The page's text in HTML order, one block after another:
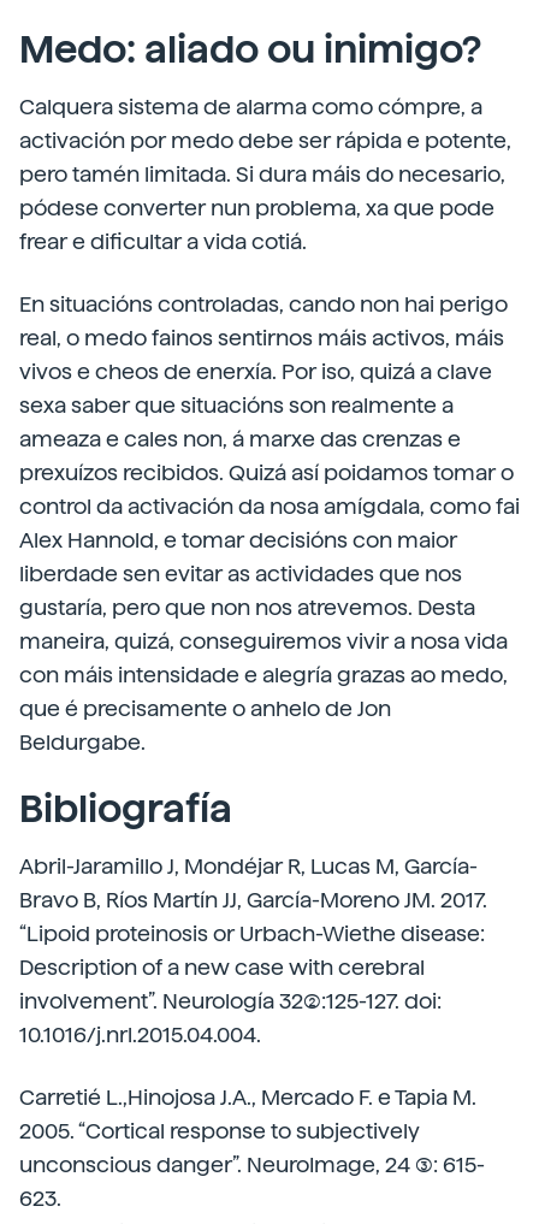
Medo: aliado ou inimigo?
Calquera sistema de alarma como cómpre, a
activación por medo debe ser rápida e potente,
pero tamén limitada. Si dura máis do necesario,
pódese converter nun problema, xa que pode
frear e dificultar a vida cotiá.
En situacións controladas, cando non hai perigo
real, o medo fainos sentirnos máis activos, máis
vivos e cheos de enerxía. Por iso, quizá a clave
sexa saber que situacións son realmente a
ameaza e cales non, á marxe das crenzas e
prexuízos recibidos. Quizá así poidamos tomar o
control da activación da nosa amígdala, como fai
Alex Hannold, e tomar decisións con maior
liberdade sen evitar as actividades que nos
gustaría, pero que non nos atrevemos. Desta
maneira, quizá, conseguiremos vivir a nosa vida
con máis intensidade e alegría grazas ao medo,
que é precisamente o anhelo de Jon
Beldurgabe.
Bibliografía
Abril-Jaramillo J, Mondéjar R, Lucas M, García-
Bravo B, Ríos Martín JJ, García-Moreno JM. 2017.
“Lipoid proteinosis or Urbach-Wiethe disease:
Description of a new case with cerebral
involvement”. Neurología 32(2):125-127. doi:
10.1016/j.nrl.2015.04.004.
Carretié L.,Hinojosa J.A., Mercado F. e Tapia M.
2005. “Cortical response to subjectively
unconscious danger”. NeuroImage, 24 (3): 615-
623.